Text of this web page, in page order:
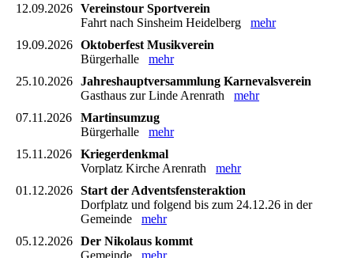
12.09.2026 Vereinstour Sportverein
Fahrt nach Sinsheim Heidelberg mehr
19.09.2026 Oktoberfest Musikverein
Bürgerhalle mehr
25.10.2026 Jahreshauptversammlung Karnevalsverein
Gasthaus zur Linde Arenrath mehr
07.11.2026
Martinsumzug
Bürgerhalle mehr
15.11.2026
Kriegerdenkmal
Vorplatz Kirche Arenrath mehr
01.12.2026 Start der Adventsfensteraktion
Dorfplatz und folgend bis zum 24.12.26 in der
Gemeinde mehr
05.12.2026 Der Nikolaus kommt
Gemeinde mehr